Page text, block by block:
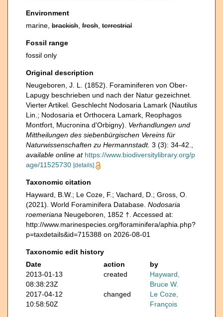
Environment
marine, brackish fresh terrestrial
Fossil range
fossil only
Original description
Neugeboren, J. L. (1852). Foraminiferen von Ober-
Lapugy beschrieben und nach der Natur gezeichnet.
Vierter Artikel. Geschlecht Nodosaria Lamark (Nautilus
Lin.; Nodosaria et Orthocera Lamark, Reophagos
Montfort, Mucronina d'Orbigny). Verhandlungen und
Mittheilungen des siebenbürgischen Vereins für
Naturwissenschaften zu Hermannstadt. 3 (3): 34-42.
available online at https://www.biodiversitylibrary.org/p
age/11525730 [details]
Taxonomic citation
Hayward, B.W.; Le Coze, F.; Vachard, D.; Gross, O.
(2021). World Foraminifera Database. Nodosaria
roemeriana Neugeboren, 1852 †. Accessed at:
http://www.marinespecies.org/foraminifera/aphia.php?
p=taxdetails&id=715388 on 2026-08-01
Taxonomic edit history
Date
action
by
2013-01-13
08:38:23Z
created
Hayward,
Bruce W.
2017-04-12
10:58:50Z
changed
Le Coze,
François